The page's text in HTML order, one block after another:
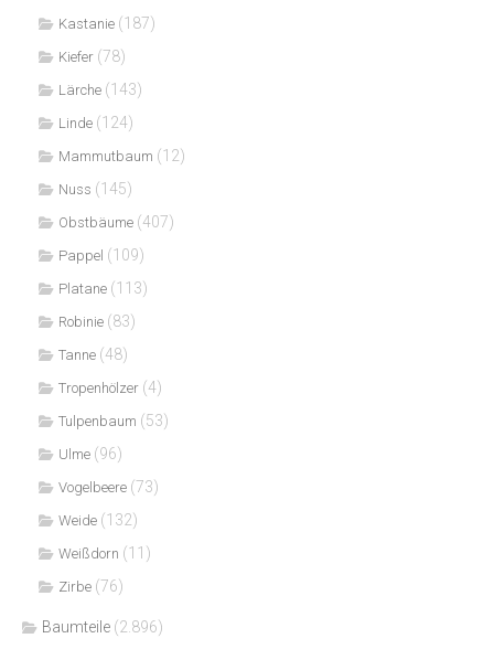
Kastanie (187)
Kiefer (78)
Lärche (143)
Linde (124)
Mammutbaum (12)
Nuss (145)
Obstbäume (407)
Pappel (109)
Platane (113)
Robinie (83)
Tanne (48)
Tropenhölzer (4)
Tulpenbaum (53)
Ulme (96)
Vogelbeere (73)
Weide (132)
Weißdorn (11)
Zirbe (76)
Baumteile (2.896)